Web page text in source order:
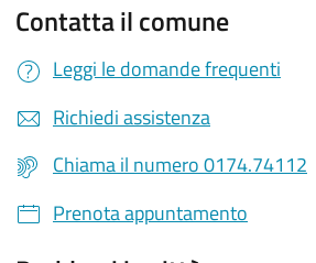
Contatta il comune
Leggi le domande frequenti
Richiedi assistenza
Chiama il numero 0174.74112
Prenota appuntamento